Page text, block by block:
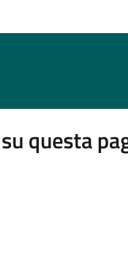
questa